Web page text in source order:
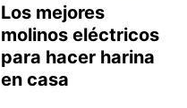
Los mejores
molinos eléctricos
para hacer harina
en casa